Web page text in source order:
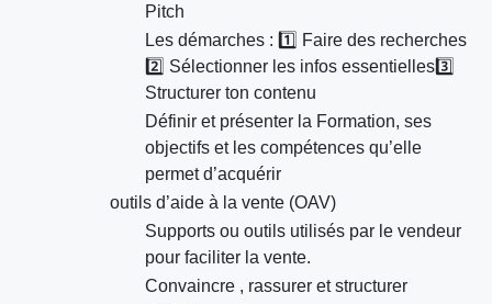
Pitch
Les démarches : 1️⃣ Faire des recherches
2️⃣ Sélectionner les infos essentielles3️⃣
Structurer ton contenu
Définir et présenter la Formation, ses
objectifs et les compétences qu’elle
permet d’acquérir
outils d’aide à la vente (OAV)
Supports ou outils utilisés par le vendeur
pour faciliter la vente.
Convaincre , rassurer et structurer